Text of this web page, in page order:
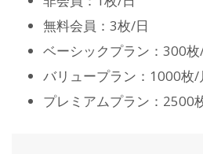
無料会員：3枚/日
ベーシックプラン：300枚
バリュープラン：1000枚/
プレミアムプラン：2500